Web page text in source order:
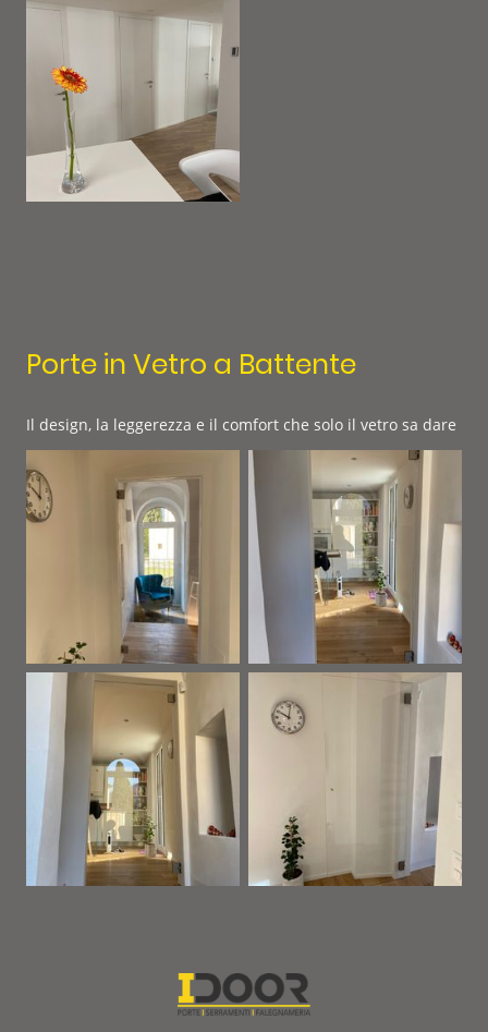
Porte in Vetro a Battente
Il design, la leggerezza e il comfort che solo il vetro sa dare